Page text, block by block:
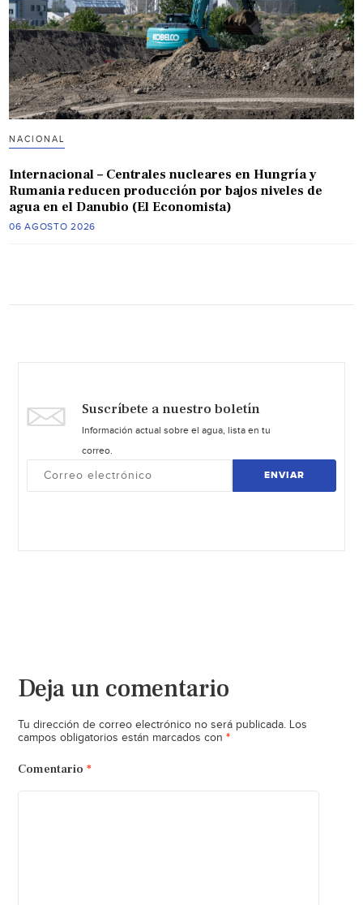
NACIONAL
Internacional – Centrales nucleares en Hungría y
Rumania reducen producción por bajos niveles de
agua en el Danubio (El Economista)
06 AGOSTO 2026
Suscríbete a nuestro boletín
Información actual sobre el agua, lista en tu
correo.
ENVIAR
Deja un comentario
Tu dirección de correo electrónico no será publicada. Los
campos obligatorios están marcados con *
Comentario *